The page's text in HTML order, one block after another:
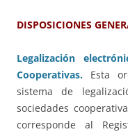
DISPOSICIONES
Legalización
Cooperativas. Esta
sistema de
sociedades
corresponde al